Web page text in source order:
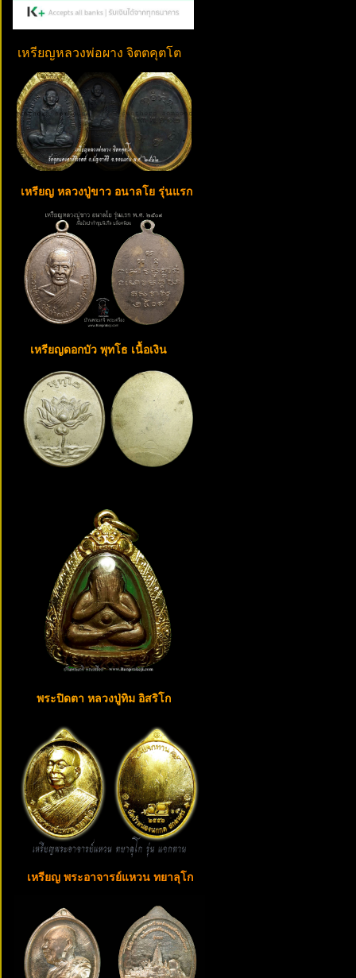
เหรียญหลวงพ่อผาง จิตตคุตโต
เหรียญ หลวงปู่ขาว อนาลโย รุ่นแรก
เหรียญดอกบัว พุทโธ เนื้อเงิน
พระปิดตา หลวงปู่ทิม อิสริโก
เหรียญ พระอาจารย์แหวน ทยาลุโก